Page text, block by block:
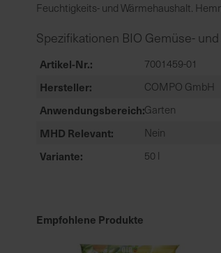
Feuchtigkeits- und Wärmehaushalt.
Spezifikationen BIO Gemüse-
Artikel-Nr. 7001459-01
Hersteller COMPO GmbH
Anwendungsbereich Garten
MHD Relevant Nein
Variante 50 l
Empfohlene Produkte